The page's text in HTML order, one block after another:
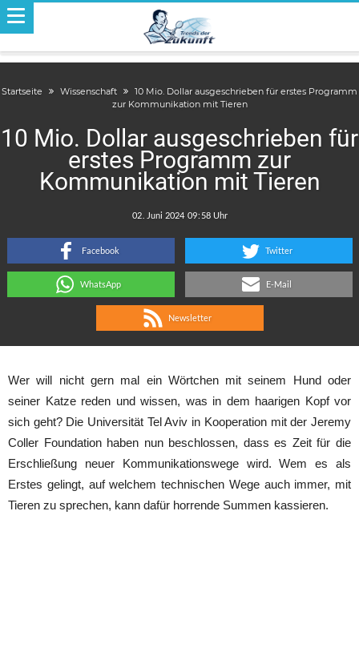
Startseite Wissenschaft
10 Mio. Dollar ausgeschrieben für erstes Programm
zur Kommunikation mit Tieren
10 Mio. Dollar ausgeschrieben für
erstes Programm zur
Kommunikation mit Tieren
:
Facebook Twitter
WhatsApp E-Mail
Newsletter
Wer will nicht gern mal ein Wörtchen mit seinem Hund oder
seiner Katze reden und wissen, was in dem haarigen Kopf vor
sich geht? Die Universität Tel Aviv in Kooperation mit der Jeremy
Coller Foundation haben nun beschlossen, dass es Zeit für die
Erschließung neuer Kommunikationswege wird. Wem es als
Erstes gelingt, auf welchem technischen Wege auch immer, mit
Tieren zu sprechen, kann dafür horrende Summen kassieren.